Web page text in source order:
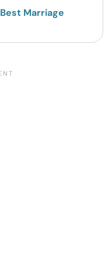
Best Marriage